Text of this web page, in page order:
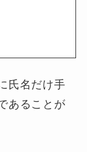
氏名だけ手
あることが